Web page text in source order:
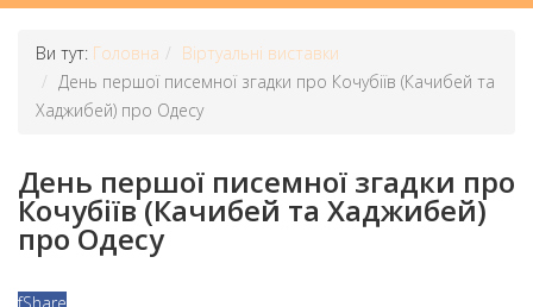
Ви тут: Головна
Віртуальні виставки
День першої писемної згадки про Кочубіїв (Качибей та
Хаджибей) про Одесу
День першої писемної згадки про
Кочубіїв (Качибей та Хаджибей)
про Одесу